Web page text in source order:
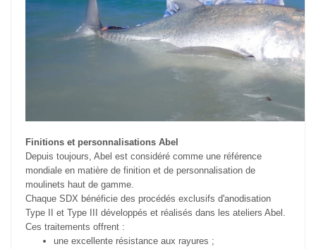
Finitions et personnalisations Abel
Depuis toujours, Abel est considéré comme une référence
mondiale en matière de finition et de personnalisation de
moulinets haut de gamme.
Chaque SDX bénéficie des procédés exclusifs d'anodisation
Type II et Type III développés et réalisés dans les ateliers Abel.
Ces traitements offrent :
une excellente résistance aux rayures ;